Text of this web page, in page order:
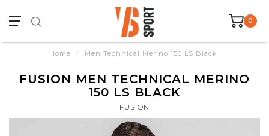
0
Home / Men Technical Merino 150 LS Black
FUSION MEN TECHNICAL MERINO
150 LS BLACK
FUSION